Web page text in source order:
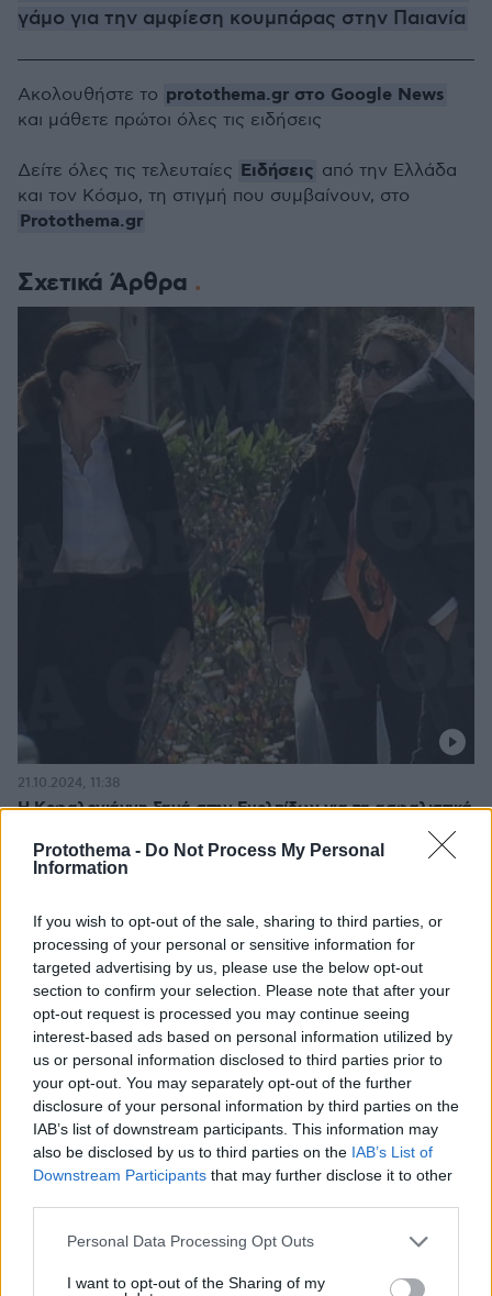
Protothema - Do Not Process My Personal
Information
If you wish to opt-out of the sale, sharing to third parties, or
processing of your personal or sensitive information for
targeted advertising by us, please use the below opt-out
section to confirm your selection. Please note that after your
opt-out request is processed you may continue seeing
interest-based ads based on personal information utilized by
us or personal information disclosed to third parties prior to
your opt-out. You may separately opt-out of the further
disclosure of your personal information by third parties on the
IAB’s list of downstream participants. This information may
also be disclosed by us to third parties on the IAB’s List of
Downstream Participants that may further disclose it to other
Please note that this website/app uses one or more Google
not limited to your visit or usage behaviour. You may click to
Personal Data Processing Opt Outs
I want to opt-out of the Sharing of my
γάμο για την αμφίεση κουμπάρας στην Παιανία
Σχετικά Άρθρα
Η Κεφαλογιάννη ξανά στην Ευελπίδων για τα ασφαλιστικά
21.10.2024, 11:38
Ακολουθήστε το protothema.gr στο Google News
και μάθετε πρώτοι όλες τις ειδήσεις
Δείτε όλες τις τελευταίες Ειδήσεις από την Ελλάδα
και τον Κόσμο, τη στιγμή που συμβαίνουν, στο
Protothema.gr